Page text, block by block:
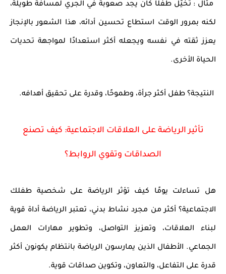
مثال : تخيّل طفلًا كان يجد صعوبة في الجري لمسافة طويلة،
لكنه بمرور الوقت استطاع تحسين أدائه، هذا الشعور بالإنجاز
يعزز ثقته في نفسه ويجعله أكثر استعدادًا لمواجهة تحديات
الحياة الأخرى.
النتيجة؟ طفل أكثرجرأة، وطموحًا، وقدرة على تحقيق أهدافه.
تأثير الرياضة على العلاقات الاجتماعية: كيف تصنع
الصداقات وتقوي الروابط؟
هل تساءلت يومًا كيف تؤثر الرياضة على شخصية طفلك
الاجتماعية؟ أكثر من مجرد نشاط بدني، تعتبر الرياضة أداة قوية
لبناء العلاقات، وتعزيز التواصل، وتطوير مهارات العمل
الجماعي. الأطفال الذين يمارسون الرياضة بانتظام يكونون أكثر
قدرة على التفاعل، والتعاون، وتكوين صداقات قوية.